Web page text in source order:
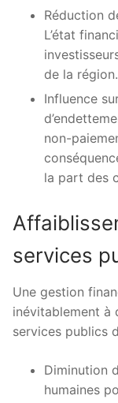
Réduction
L’état
de la région.
Influence
non-
la part des
services
Une gestion
inévitablement à
services publics
Diminution
humaines